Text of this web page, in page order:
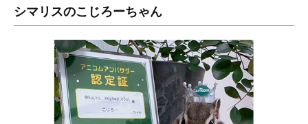
シマリスのこじろーちゃん